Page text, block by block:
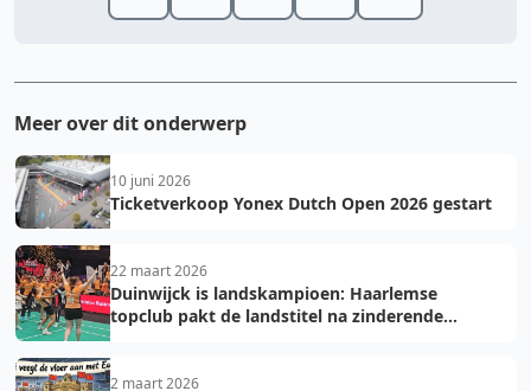
Meer over dit onderwerp
10 juni 2026
Ticketverkoop Yonex Dutch Open 2026 gestart
22 maart 2026
Duinwijck is landskampioen: Haarlemse
topclub pakt de landstitel na zinderende
2 maart 2026